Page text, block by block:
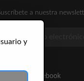
y
a nuestra
on Facebook